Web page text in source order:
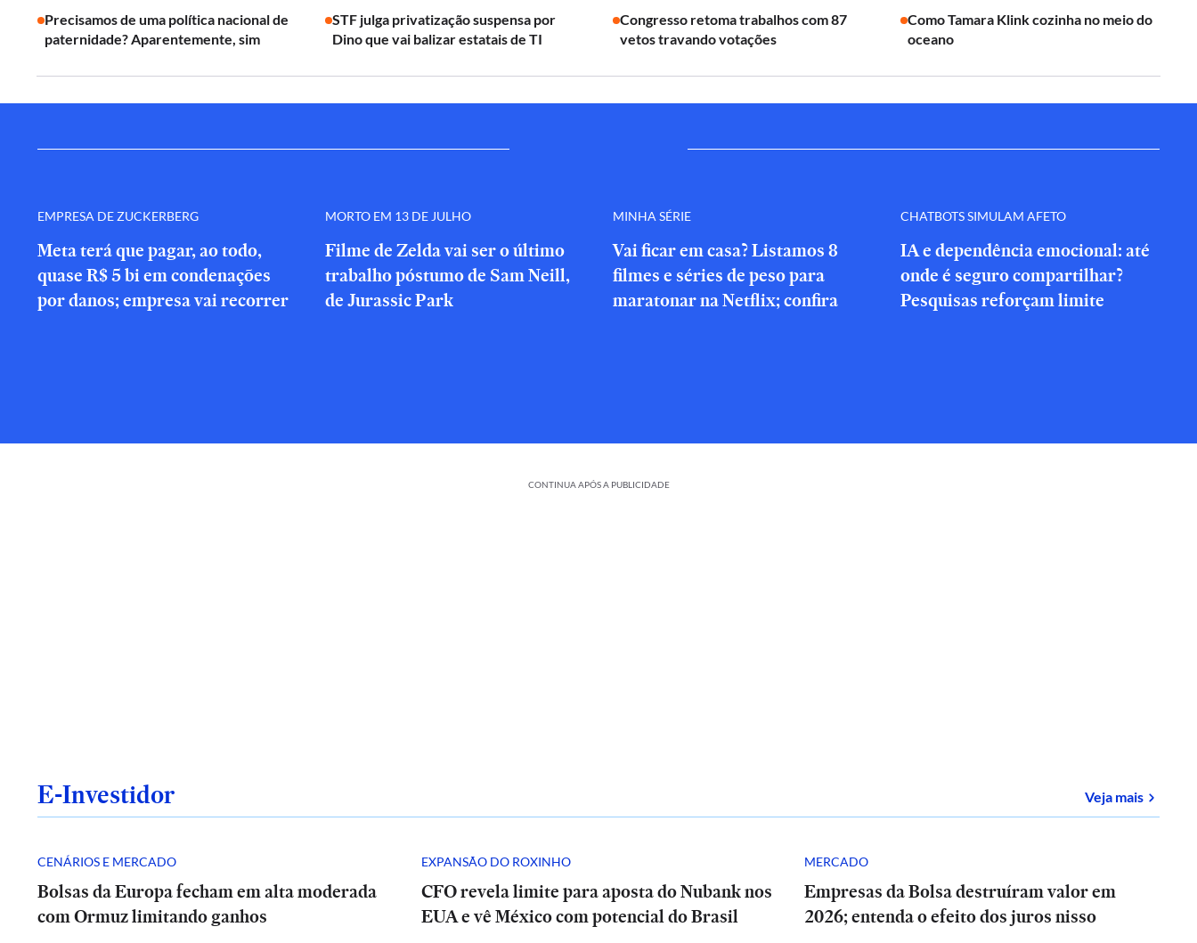
Precisamos de uma política nacional de
paternidade? Aparentemente, sim
STF julga privatização suspensa por
Dino que vai balizar estatais de TI
Congresso retoma trabalhos com 87
vetos travando votações
Como Tamara Klink cozinha no meio do
oceano
EMPRESA DE ZUCKERBERG
Meta terá que pagar, ao todo,
quase R$ 5 bi em condenações
por danos; empresa vai recorrer
MORTO EM 13 DE JULHO
Filme de Zelda vai ser o último
trabalho póstumo de Sam Neill,
de Jurassic Park
MINHA SÉRIE
Vai ficar em casa? Listamos 8
filmes e séries de peso para
maratonar na Netflix; confira
CHATBOTS SIMULAM AFETO
IA e dependência emocional: até
onde é seguro compartilhar?
Pesquisas reforçam limite
CONTINUA APÓS A PUBLICIDADE
E-Investidor Veja mais sobre
CENÁRIOS E MERCADO
Bolsas da Europa fecham em alta moderada
com Ormuz limitando ganhos
EXPANSÃO DO ROXINHO
CFO revela limite para aposta do Nubank nos
EUA e vê México com potencial do Brasil
MERCADO
Empresas da Bolsa destruíram valor em
2026; entenda o efeito dos juros nisso